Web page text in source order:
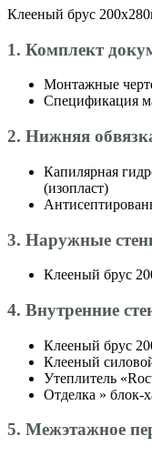
Клееный брус
1. Комплект
Монтажные
Спецификация
2. Нижняя
Капилярная
(изопласт)
3. Наружные
Клееный брус
4. Внутренние
Клееный брус
Клееный
Утеплитель
Отделка » блок-
5. Межэтажное